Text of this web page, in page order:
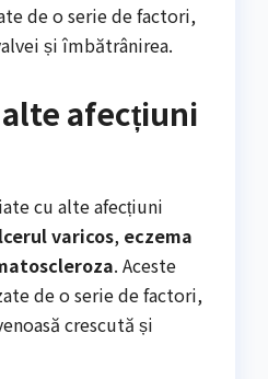
de o serie de factori,
și îmbătrânirea.
afecțiuni
cu alte afecțiuni
varicos, eczema
. Aceste
de o serie de factori,
crescută și